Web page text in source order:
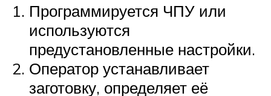
Программируется ЧПУ или
используются
предустановленные настройки.
Оператор устанавливает
заготовку, определяет её